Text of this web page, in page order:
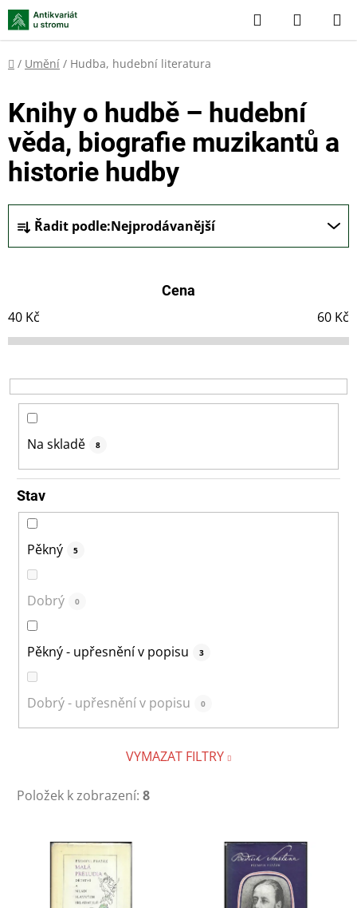
Přejít
na
obsah
Hledat
KOŠÍK
Domů
/ Umění / Hudba, hudební literatura
Knihy o hudbě – hudební
věda, biografie muzikantů a
historie hudby
í
p
o
d
ů
Řadit podle:Nejprodávanější
Cena
40 Kč 60 Kč
Na skladě 8
Stav
Pěkný 5
Dobrý 0
Pěkný - upřesnění v popisu 3
Dobrý - upřesnění v popisu 0
VYMAZAT FILTRY
Položek k zobrazení: 8